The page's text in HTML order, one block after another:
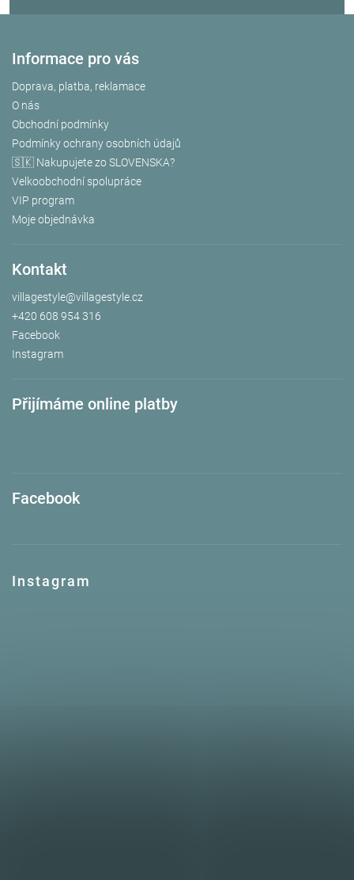
Informace pro vás
Doprava, platba, reklamace
O nás
Obchodní podmínky
Podmínky ochrany osobních údajů
🇸🇰 Nakupujete zo SLOVENSKA?
Velkoobchodní spolupráce
VIP program
Moje objednávka
Kontakt
villagestyle@villagestyle.cz
+420 608 954 316
Facebook
Instagram
Přijímáme online platby
Facebook
Instagram